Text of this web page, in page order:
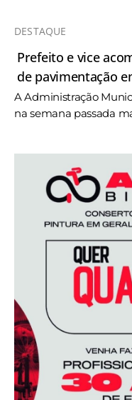
DESTAQUE
Prefeito e vice
de pavimentação
A Administração
na semana passada